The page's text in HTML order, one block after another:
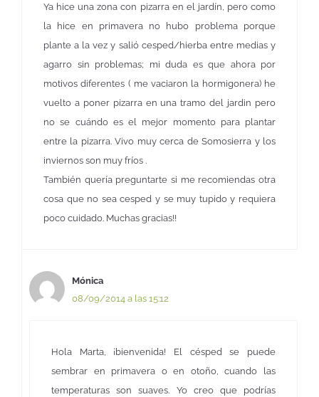
Ya hice una zona con pizarra en el jardín, pero como
la hice en primavera no hubo problema porque
plante a la vez y salió cesped/hierba entre medias y
agarro sin problemas; mi duda es que ahora por
motivos diferentes ( me vaciaron la hormigonera) he
vuelto a poner pizarra en una tramo del jardin pero
no se cuándo es el mejor momento para plantar
entre la pizarra. Vivo muy cerca de Somosierra y los
inviernos son muy fríos .
También quería preguntarte si me recomiendas otra
cosa que no sea cesped y se muy tupido y requiera
poco cuidado. Muchas gracias!!
Mónica
08/09/2014 a las 15:12
Hola Marta, ¡bienvenida! El césped se puede
sembrar en primavera o en otoño, cuando las
temperaturas son suaves. Yo creo que podrías